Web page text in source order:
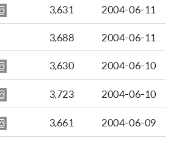
3,631
2004-06-11
3,688
2004-06-11
3,630
2004-06-10
3,723
2004-06-10
3,661
2004-06-09